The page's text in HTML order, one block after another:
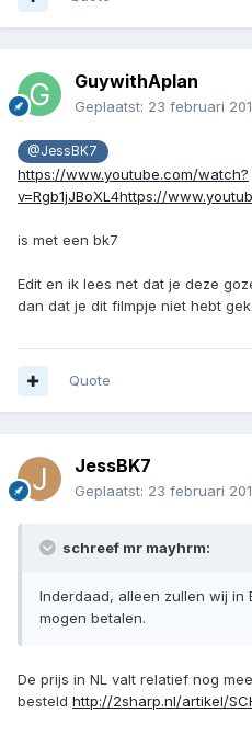
GuywithAplan
Geplaatst: 23 februari
@JessBK7
https://www.youtube.com/watch?
v=Rgb1jJBoXL4https://
is met een bk7
Edit en ik lees net dat je deze
dan dat je dit filmpje niet hebt
Quote
JessBK7
Geplaatst: 23 februari
schreef mr mayhrm:
Inderdaad, alleen zullen wij in
mogen betalen.
De prijs in NL valt relatief nog
besteld http://2sharp.nl/artikel/